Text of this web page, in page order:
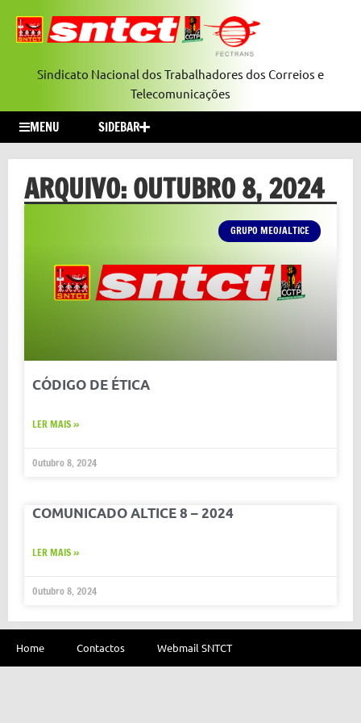
Sindicato Nacional dos Trabalhadores dos Correios e
Telecomunicações
MENU SIDEBAR
ARQUIVO: OUTUBRO 8, 2024
GRUPO MEO/ALTICE
CÓDIGO DE ÉTICA
LER MAIS »
Outubro 8, 2024
COMUNICADO ALTICE 8 – 2024
LER MAIS »
Outubro 8, 2024
Home Contactos Webmail SNTCT